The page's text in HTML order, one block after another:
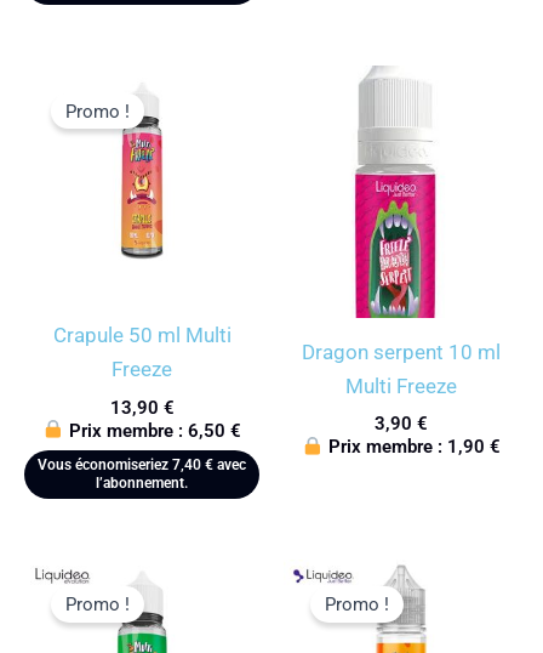
Promo !
Crapule 50 ml Multi
Freeze
13,90 €
Prix membre : 6,50 €
Vous économiseriez 7,40 € avec
l’abonnement.
Dragon serpent 10 ml
Multi Freeze
3,90 €
Prix membre : 1,90 €
Promo ! Promo !